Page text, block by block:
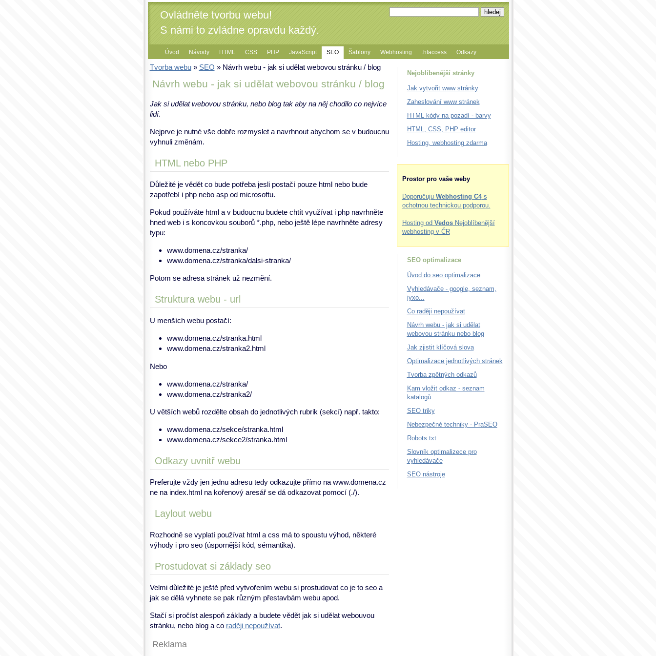
Ovládněte tvorbu webu!
S námi to zvládne opravdu každý.
Úvod Návody HTML CSS PHP JavaScript SEO Šablony Webhosting .htaccess Odkazy
Tvorba webu» SEO » Návrh webu - jak si udělat webovou stránku / blog
Návrh webu - jak si udělat webovou stránku / blog
Jak si udělat webovou stránku, nebo blog tak aby na něj chodilo co nejvíce
lidí.
Nejprve je nutné vše dobře rozmyslet a navrhnout abychom se v budoucnu
vyhnuli změnám.
HTML nebo PHP
Důležité je vědět co bude potřeba jesli postačí pouze html nebo bude
zapotřebí i php nebo asp od microsoftu.
Pokud používáte html a v budoucnu budete chtít využívat i php navrhněte
hned web i s koncovkou souborů *.php, nebo ještě lépe navrhněte adresy
typu:
www.domena.cz/stranka/
www.domena.cz/stranka/dalsi-stranka/
Potom se adresa stránek už nezmění.
Struktura webu - url
U menších webu postačí:
www.domena.cz/stranka.html
www.domena.cz/stranka2.html
Nebo
www.domena.cz/stranka/
www.domena.cz/stranka2/
U větších webů rozdělte obsah do jednotlivých rubrik (sekcí) např. takto:
www.domena.cz/sekce/stranka.html
www.domena.cz/sekce2/stranka.html
Odkazy uvnitř webu
Preferujte vždy jen jednu adresu tedy odkazujte přímo na www.domena.cz
ne na index.html na kořenový aresář se dá odkazovat pomocí (./).
Laylout webu
Rozhodně se vyplatí používat html a css má to spoustu výhod, některé
výhody i pro seo (úspornější kód, sémantika).
Prostudovat si základy seo
Velmi důležité je ještě před vytvořením webu si prostudovat co je to seo a
jak se dělá vyhnete se pak různým přestavbám webu apod.
Stačí si pročíst alespoň základy a budete vědět jak si udělat webouvou
stránku, nebo blog a co raději nepoužívat.
Reklama
Nejoblíbenější stránky
Jak vytvořit www stránky
Zaheslování www stránek
HTML kódy na pozadí - barvy
HTML, CSS, PHP editor
Hosting, webhosting zdarma
Prostor pro vaše weby
Doporučuju Webhosting C4s
ochotnou technickou podporou.
Hosting od VedosNejoblíbenější
webhosting v ČR
SEO optimalizace
Úvod do seo optimalizace
Vyhledávače - google, seznam,
jyxo...
Co raději nepoužívat
Návrh webu - jak si udělat
webovou stránku nebo blog
Jak zjistit klíčová slova
Optimalizace jednotlivých stránek
Tvorba zpětných odkazů
Kam vložit odkaz - seznam
katalogů
SEO triky
Nebezpečné techniky - PraSEO
Robots.txt
Slovník optimalizece pro
vyhledávače
SEO nástroje